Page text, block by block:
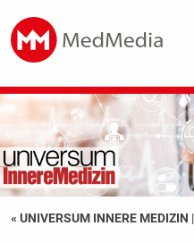
« UNIVERSUM INNERE MEDIZIN |